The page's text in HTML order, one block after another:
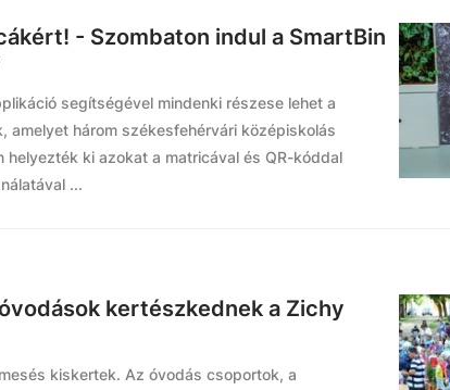
- Szombaton indul a SmartBin
segítségével mindenki részese lehet a
amelyet három székesfehérvári középiskolás
ki azokat a matricával és QR-kóddal
...
kertészkednek a Zichy
kiskertek. Az óvodás csoportok, a